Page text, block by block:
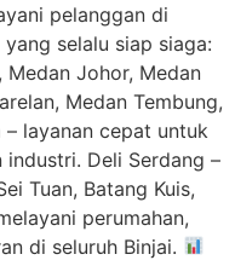
pelanggan di
selalu siap siaga:
Medan Johor, Medan
Medan Tembung,
layanan cepat untuk
Deli Serdang –
Tuan, Batang Kuis,
perumahan,
di seluruh Binjai.